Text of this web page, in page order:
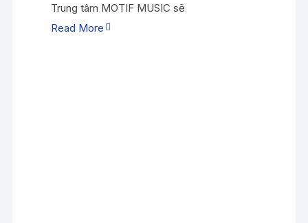
Trung tâm MOTIF MUSIC sẽ
Read More